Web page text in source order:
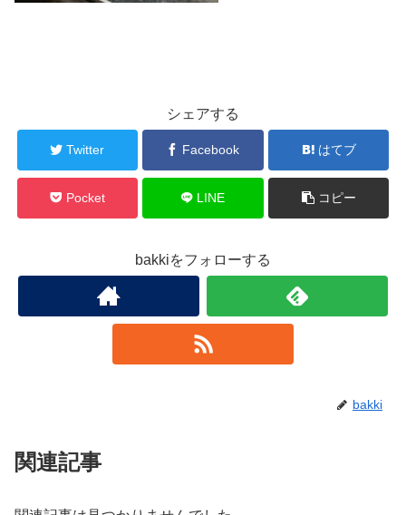
シェアする
Twitter Facebook はてブ
Pocket LINE コピー
bakkiをフォローする
bakki
関連記事